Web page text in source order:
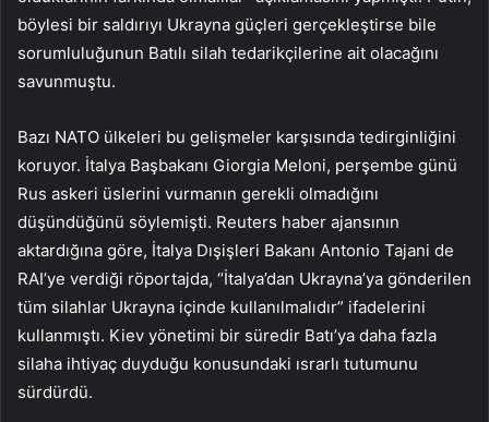
böylesi bir saldırıyı Ukrayna güçleri gerçekleştirse bile
sorumluluğunun Batılı silah tedarikçilerine ait olacağını
savunmuştu.
Bazı NATO ülkeleri bu gelişmeler karşısında tedirginliğini
koruyor. İtalya Başbakanı Giorgia Meloni, perşembe günü
Rus askeri üslerini vurmanın gerekli olmadığını
düşündüğünü söylemişti. Reuters haber ajansının
aktardığına göre, İtalya Dışişleri Bakanı Antonio Tajani de
RAI’ye verdiği röportajda, “İtalya’dan Ukrayna’ya gönderilen
tüm silahlar Ukrayna içinde kullanılmalıdır” ifadelerini
kullanmıştı. Kiev yönetimi bir süredir Batı’ya daha fazla
silaha ihtiyaç duyduğu konusundaki ısrarlı tutumunu
sürdürdü.